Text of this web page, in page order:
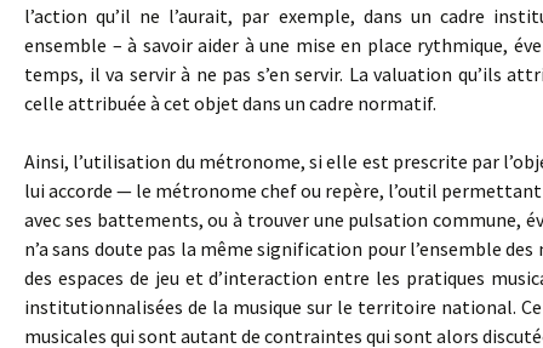
l’action qu’il ne l’aurait, par exemple, dans un cadre
ensemble – à savoir aider à une mise en place rythmique,
temps, il va servir à ne pas s’en servir. La valuation qu’ils
celle attribuée à cet objet dans un cadre normatif.
Ainsi, l’utilisation du métronome, si elle est prescrite par
lui accorde — le métronome chef ou repère, l’outil
avec ses battements, ou à trouver une pulsation commune,
n’a sans doute pas la même signification pour l’ensemble
des espaces de jeu et d’interaction entre les pratiques
institutionnalisées de la musique sur le territoire national.
musicales qui sont autant de contraintes qui sont alors